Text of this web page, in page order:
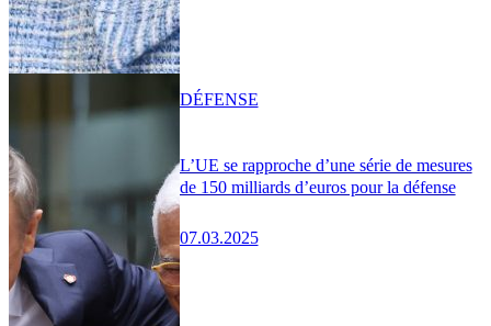
L’UE se rapproche d’une série de mesures
de 150 milliards d’euros pour la défense
07.03.2025
DÉFENSE